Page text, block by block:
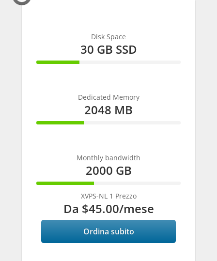
Disk Space
30 GB SSD
30%
Dedicated Memory
2048 MB
33%
Monthly bandwidth
2000 GB
40%
CompleteXVPS-NL 1 Prezzo
Da $45.00/mese
Ordina subito